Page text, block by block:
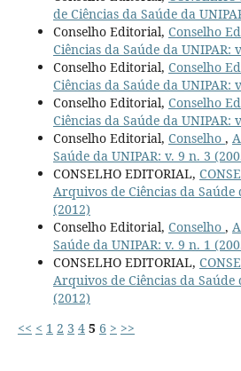
de Ciências da Saúde da
Conselho Editorial, Conselho
Ciências da Saúde da UNIPAR:
Conselho Editorial, Conselho
Ciências da Saúde da UNIPAR:
Conselho Editorial, Conselho
Ciências da Saúde da UNIPAR:
Conselho Editorial, Conselho ,
Saúde da UNIPAR: v. 9 n. 3
CONSELHO EDITORIAL,
Arquivos de Ciências da Saúde
(2012)
Conselho Editorial, Conselho ,
Saúde da UNIPAR: v. 9 n. 1
CONSELHO EDITORIAL,
Arquivos de Ciências da Saúde
(2012)
<< < 1 2 3 4 5 6 > >>